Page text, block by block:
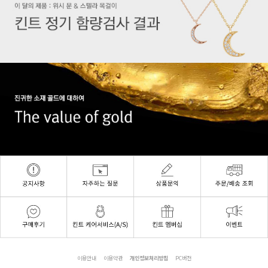
이용안내 이용약관 개인정보처리방침 PC버전